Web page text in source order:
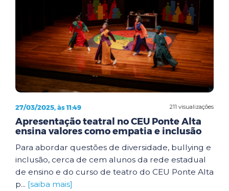
211 visualizações
27/03/2025, às 11:49
Apresentação teatral no CEU Ponte Alta
ensina valores como empatia e inclusão
Para abordar questões de diversidade, bullying e
inclusão, cerca de cem alunos da rede estadual
de ensino e do curso de teatro do CEU Ponte Alta
p... [saiba mais]